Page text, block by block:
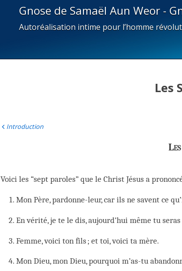
Gnose de Samaël Aun Weor -
Autoréalisation intime pour l’homme
Les
Introduction
Voici les “sept paroles” que le Christ Jésus a
Mon Père, pardonne-leur, car ils ne savent ce
En vérité, je te le dis, aujourd’hui même tu
Femme, voici ton fils ; et toi, voici ta mère.
Mon Dieu, mon Dieu, pourquoi m’as-tu